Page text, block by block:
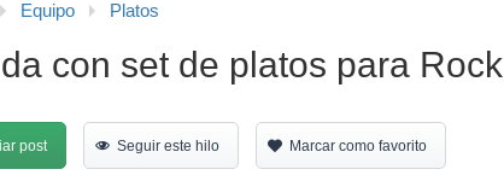
Equipo Platos
con set de platos para Rock
post Seguir este hilo Marcar como favorito